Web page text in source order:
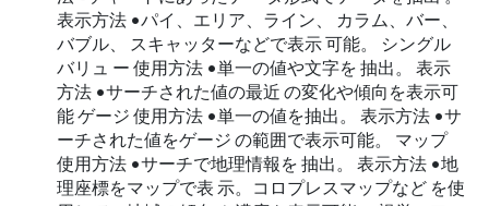
表示方法 •パイ、エリア、ライン、 カラム、バー、
バブル、 スキャッターなどで表示 可能。 シングル
バリュ ー 使用方法 •単一の値や文字を 抽出。 表示
方法 •サーチされた値の最近 の変化や傾向を表示可
能 ゲージ 使用方法 •単一の値を抽出。 表示方法 •サ
ーチされた値をゲージ の範囲で表示可能。 マップ
使用方法 •サーチで地理情報を 抽出。 表示方法 •地
理座標をマップで表 示。コロプレスマップなど を使